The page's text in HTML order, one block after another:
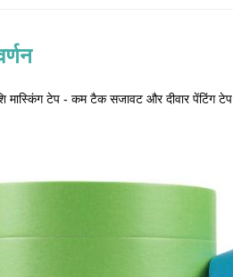
मास्किंग टेप - कम टैक सजावट और दीवार पेंटिंग टेप